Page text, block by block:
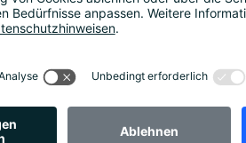
(DESS) an der Sorbonne